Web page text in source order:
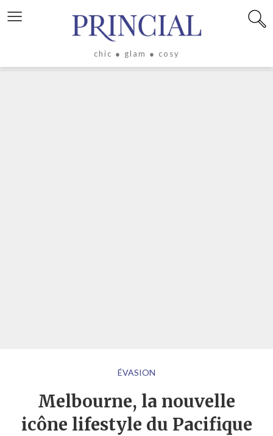
≡
chic ● glam ● cosy
ÉVASION
Melbourne, la nouvelle
icône lifestyle du Pacifique